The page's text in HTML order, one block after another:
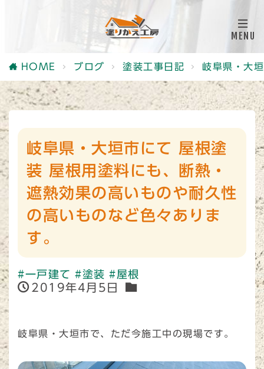
HOME ブログ 塗装工事日記 岐阜県・大
岐阜県・大垣市にて 屋根塗
装 屋根用塗料にも、断熱・
遮熱効果の高いものや耐久性
の高いものなど色々ありま
す。
#一戸建て #塗装 #屋根
2019年4月5日
岐阜県・大垣市で、ただ今施工中の現場です。